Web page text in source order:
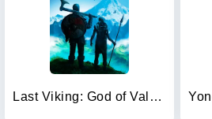
Last Viking: God of Valhalla